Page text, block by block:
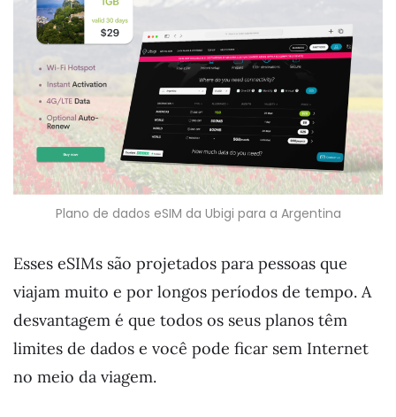
Plano de dados eSIM da Ubigi para a Argentina
Esses eSIMs são projetados para pessoas que
viajam muito e por longos períodos de tempo. A
desvantagem é que todos os seus planos têm
limites de dados e você pode ficar sem Internet
no meio da viagem.